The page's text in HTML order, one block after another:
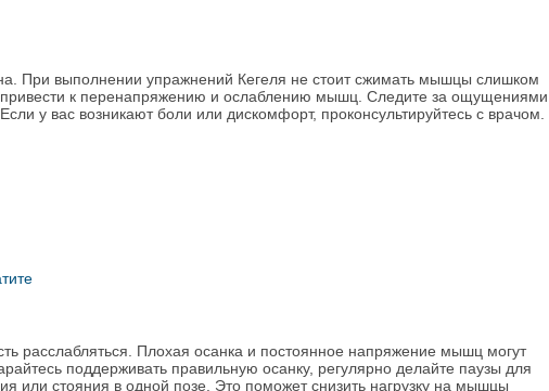
При выполнении упражнений Кегеля не стоит сжимать мышцы слишком
привести к перенапряжению и ослаблению мышц. Следите за
у вас возникают боли или дискомфорт, проконсультируйтесь с врачом.
расслабляться. Плохая осанка и постоянное напряжение мышц могут
поддерживать правильную осанку, регулярно делайте паузы для
или стояния в одной позе. Это поможет снизить нагрузку на мышцы